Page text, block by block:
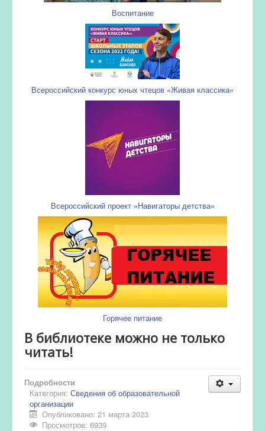
Воспитание
Всероссийский конкурс юных чтецов «Живая классика»
Всероссийский проект «Навигаторы детства»
Горячее питание
В библиотеке можно не только
читать!
Подробности
Категория: Сведения об образовательной
организации
Опубликовано: 21 марта 2023
Просмотров: 6939